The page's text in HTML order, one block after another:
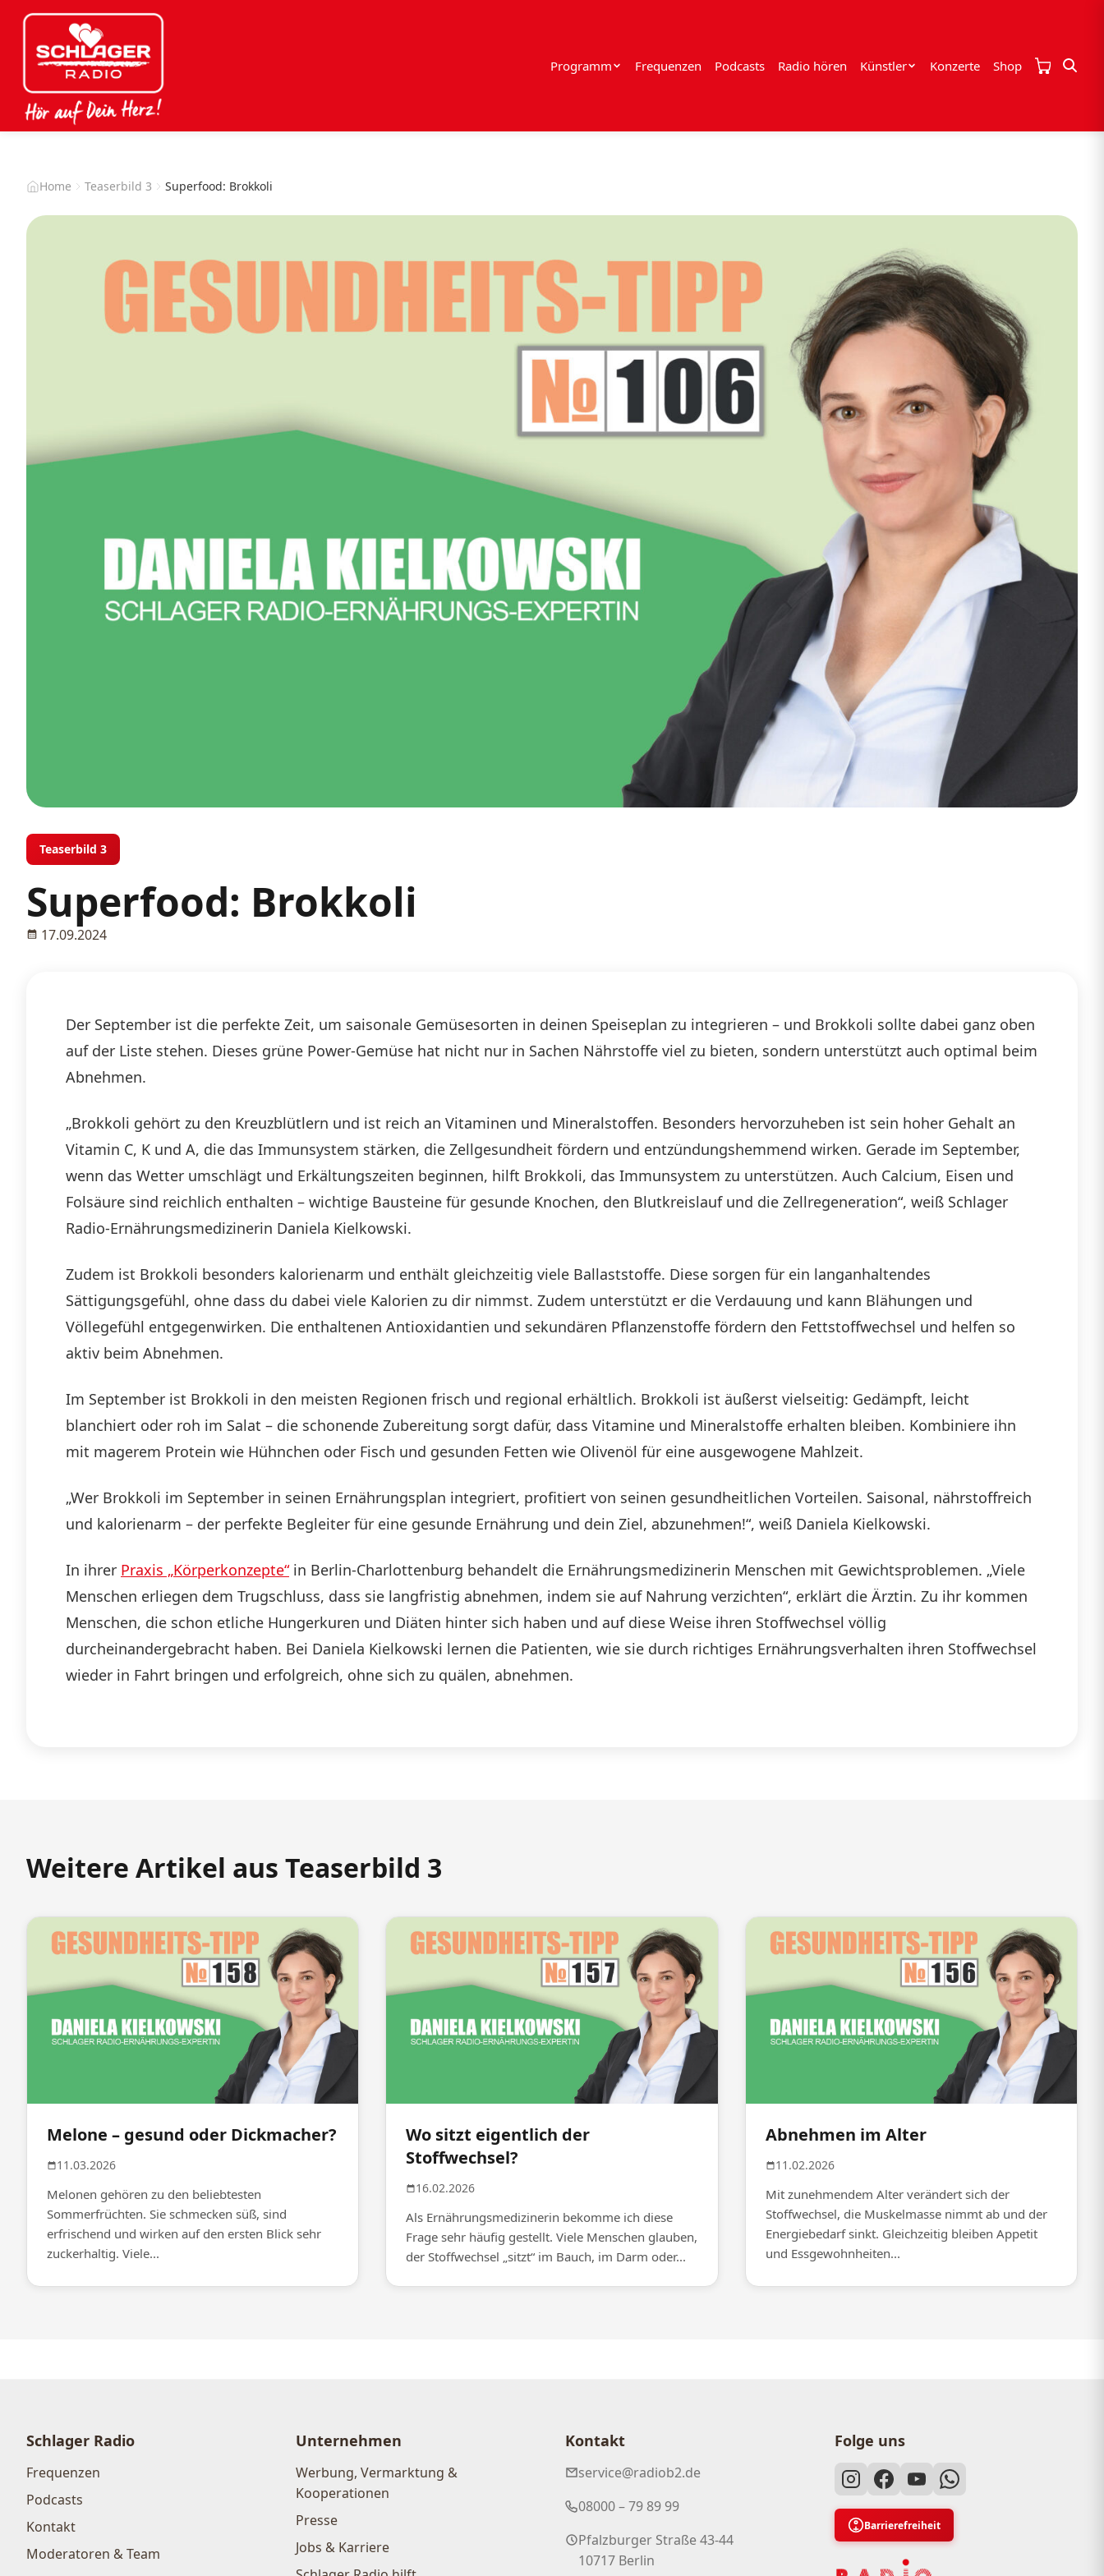
Programm Frequenzen Podcasts Radio hören Künstler Konzerte Shop
Home Teaserbild 3 Superfood: Brokkoli
Teaserbild 3
Superfood: Brokkoli
17.09.2024
Der September ist die perfekte Zeit, um saisonale Gemüsesorten in deinen Speiseplan zu integrieren – und Brokkoli sollte dabei ganz oben
auf der Liste stehen. Dieses grüne Power-Gemüse hat nicht nur in Sachen Nährstoffe viel zu bieten, sondern unterstützt auch optimal beim
Abnehmen.
„Brokkoli gehört zu den Kreuzblütlern und ist reich an Vitaminen und Mineralstoffen. Besonders hervorzuheben ist sein hoher Gehalt an
Vitamin C, K und A, die das Immunsystem stärken, die Zellgesundheit fördern und entzündungshemmend wirken. Gerade im September,
wenn das Wetter umschlägt und Erkältungszeiten beginnen, hilft Brokkoli, das Immunsystem zu unterstützen. Auch Calcium, Eisen und
Folsäure sind reichlich enthalten – wichtige Bausteine für gesunde Knochen, den Blutkreislauf und die Zellregeneration“, weiß Schlager
Radio-Ernährungsmedizinerin Daniela Kielkowski.
Zudem ist Brokkoli besonders kalorienarm und enthält gleichzeitig viele Ballaststoffe. Diese sorgen für ein langanhaltendes
Sättigungsgefühl, ohne dass du dabei viele Kalorien zu dir nimmst. Zudem unterstützt er die Verdauung und kann Blähungen und
Völlegefühl entgegenwirken. Die enthaltenen Antioxidantien und sekundären Pflanzenstoffe fördern den Fettstoffwechsel und helfen so
aktiv beim Abnehmen.
Im September ist Brokkoli in den meisten Regionen frisch und regional erhältlich. Brokkoli ist äußerst vielseitig: Gedämpft, leicht
blanchiert oder roh im Salat – die schonende Zubereitung sorgt dafür, dass Vitamine und Mineralstoffe erhalten bleiben. Kombiniere ihn
mit magerem Protein wie Hühnchen oder Fisch und gesunden Fetten wie Olivenöl für eine ausgewogene Mahlzeit.
„Wer Brokkoli im September in seinen Ernährungsplan integriert, profitiert von seinen gesundheitlichen Vorteilen. Saisonal, nährstoffreich
und kalorienarm – der perfekte Begleiter für eine gesunde Ernährung und dein Ziel, abzunehmen!“, weiß Daniela Kielkowski.
In ihrer Praxis „Körperkonzepte“in Berlin-Charlottenburg behandelt die Ernährungsmedizinerin Menschen mit Gewichtsproblemen. „Viele
Menschen erliegen dem Trugschluss, dass sie langfristig abnehmen, indem sie auf Nahrung verzichten“, erklärt die Ärztin. Zu ihr kommen
Menschen, die schon etliche Hungerkuren und Diäten hinter sich haben und auf diese Weise ihren Stoffwechsel völlig
durcheinandergebracht haben. Bei Daniela Kielkowski lernen die Patienten, wie sie durch richtiges Ernährungsverhalten ihren Stoffwechsel
wieder in Fahrt bringen und erfolgreich, ohne sich zu quälen, abnehmen.
Weitere Artikel aus Teaserbild 3
Melone – gesund oder Dickmacher?
11.03.2026
Melonen gehören zu den beliebtesten
Sommerfrüchten. Sie schmecken süß, sind
erfrischend und wirken auf den ersten Blick sehr
zuckerhaltig. Viele...
Wo sitzt eigentlich der
Stoffwechsel?
16.02.2026
Als Ernährungsmedizinerin bekomme ich diese
Frage sehr häufig gestellt. Viele Menschen glauben,
der Stoffwechsel „sitzt“ im Bauch, im Darm oder...
Abnehmen im Alter
11.02.2026
Mit zunehmendem Alter verändert sich der
Stoffwechsel, die Muskelmasse nimmt ab und der
Energiebedarf sinkt. Gleichzeitig bleiben Appetit
und Essgewohnheiten...
Schlager Radio
Frequenzen
Podcasts
Kontakt
Moderatoren & Team
Unternehmen
Werbung, Vermarktung &
Kooperationen
Presse
Jobs & Karriere
Kontakt
service@radiob2.de
08000 – 79 89 99
Pfalzburger Straße 43-44
10717 Berlin
Folge uns
Barrierefreiheit